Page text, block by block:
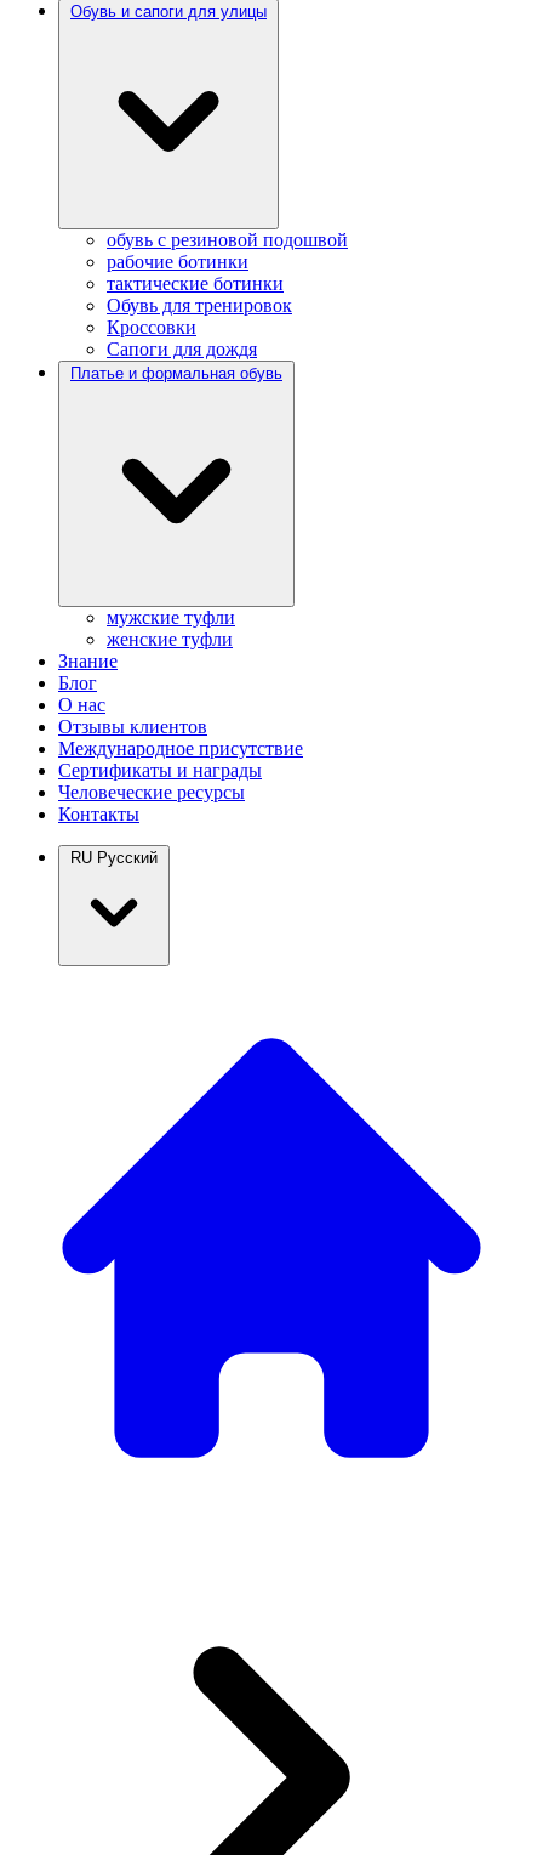
Обувь и сапоги для улицы
обувь с резиновой подошвой
рабочие ботинки
тактические ботинки
Обувь для тренировок
Кроссовки
Сапоги для дождя
Платье и формальная обувь
мужские туфли
женские туфли
Знание
Блог
О нас
Отзывы клиентов
Международное присутствие
Сертификаты и награды
Человеческие ресурсы
Контакты
RU Русский